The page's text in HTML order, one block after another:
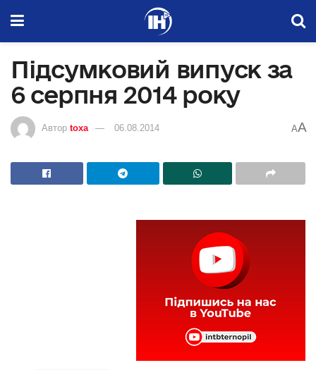
Підсумковий випуск за
6 серпня 2014 року
Автор toxa 06.08.2014 AA